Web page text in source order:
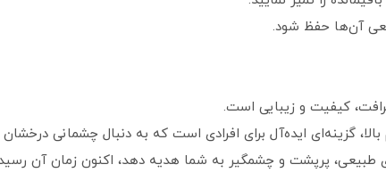
آن‌ها حفظ شود.
گزینه‌ای ایده‌آل برای افرادی است که به دنبال چشمانی